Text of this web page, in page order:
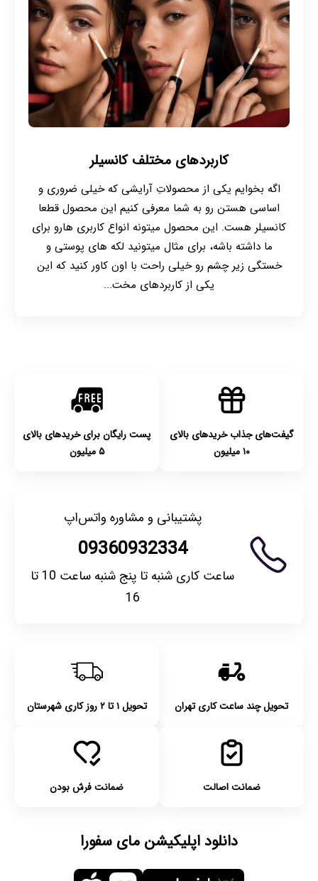
کاربردهای مختلف کانسیلر
اگه بخوایم یکی از محصولاتِ آرایشی که خیلی ضروری و
اساسی هستن رو به شما معرفی کنیم این محصول قطعا
کانسیلر هست. این محصول میتونه انواع کاربری هارو برای
ما داشته باشه، برای مثال میتونید لکه های پوستی و
خستگی زیر چشم رو خیلی راحت با اون کاور کنید که این
یکی از کاربردهای مخت...
گیفت‌های جذاب خریدهای بالای
۱۰ میلیون
پست رایگان برای خریدهای بالای
۵ میلیون
پشتیبانی و مشاوره واتس‌اپ
09360932334
ساعت کاری شنبه تا پنج شنبه ساعت 10 تا
16
تحویل چند ساعت کاری تهران تحویل ۱ تا ۲ روز کاری شهرستان
ضمانت اصالت ضمانت فرش بودن
دانلود اپلیکیشن مای سفورا